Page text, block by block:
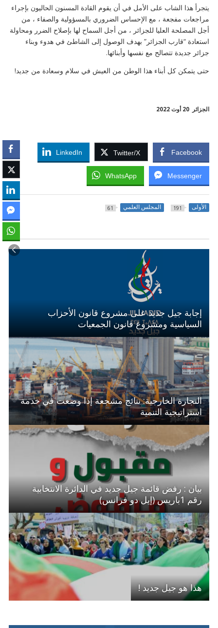
يتجرأ هذا الشاب على الأمل في أن يقوم القادة المسنون الحاليون بإجراء
مراجعات مفجعة ، مع الإحساس الضروري بالمسؤولية والصفاء ، من
أجل المصلحة العليا للجزائر ، من أجل السماح لها بإصلاح الضرر ومحاولة
استعادة “قارب الجزائر” بهدف الوصول إلى الشاطئ في هدوء وبناء
جزائر جديدة تتصالح مع نفسها وأبنائها.
حتى يتمكن كل أبناء هذا الوطن من العيش في سلام وسعادة من جديد!
الجزائر 20 أوت 2022
Facebook
Twitter/X
LinkedIn
Messenger
WhatsApp
الأولى 191 المجلس العلمي 61
إجابة جيل جديد على مشروع قانون الأحزاب
السياسية ومشروع قانون الجمعيات
التجارة الخارجية: نتائج مشجعة إذا وضعت في خدمة
استراتيجية التنمية
بيان : رفض قائمة جيل جديد في الدائرة الانتخابية
رقم 1باريس (إيل دو فرانس)
هذا هو جيل جديد !